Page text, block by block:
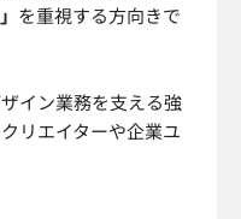
を重視する方向きで
イン業務を支える強
リエイターや企業ユ